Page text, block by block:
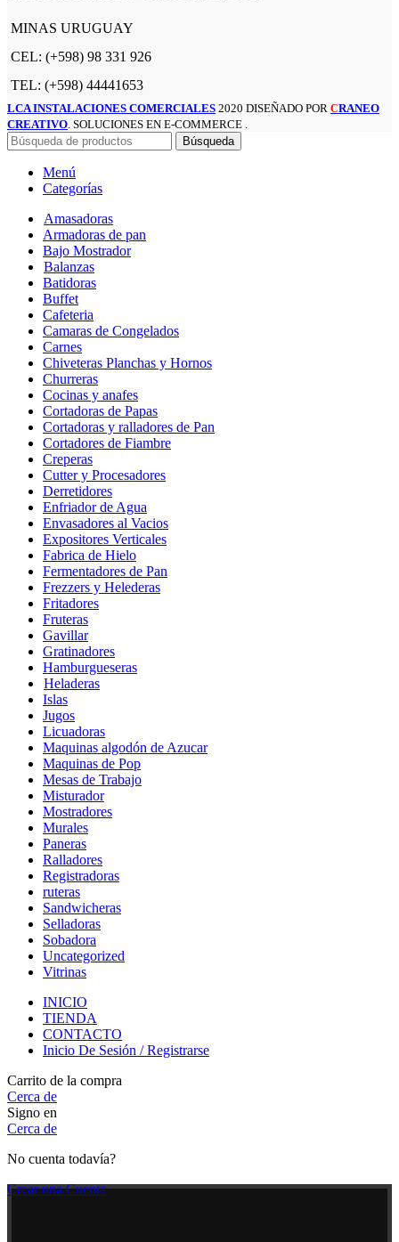
MINAS URUGUAY
CEL: (+598) 98 331 926
TEL: (+598) 44441653
LCA INSTALACIONES COMERCIALES 2020 DISEÑADO POR CRANEO
CREATIVO . SOLUCIONES EN E-COMMERCE .
Búsqueda
Menú
Categorías
Amasadoras
Armadoras de pan
Bajo Mostrador
Balanzas
Batidoras
Buffet
Cafeteria
Camaras de Congelados
Carnes
Chiveteras Planchas y Hornos
Churreras
Cocinas y anafes
Cortadoras de Papas
Cortadoras y ralladores de Pan
Cortadores de Fiambre
Creperas
Cutter y Procesadores
Derretidores
Enfriador de Agua
Envasadores al Vacios
Expositores Verticales
Fabrica de Hielo
Fermentadores de Pan
Frezzers y Helederas
Fritadores
Fruteras
Gavillar
Gratinadores
Hamburgueseras
Heladeras
Islas
Jugos
Licuadoras
Maquinas algodón de Azucar
Maquinas de Pop
Mesas de Trabajo
Misturador
Mostradores
Murales
Paneras
Ralladores
Registradoras
ruteras
Sandwicheras
Selladoras
Sobadora
Uncategorized
Vitrinas
INICIO
TIENDA
CONTACTO
Inicio De Sesión / Registrarse
Carrito de la compra
Cerca de
Signo en
Cerca de
No cuenta todavía?
Crear una Cuenta